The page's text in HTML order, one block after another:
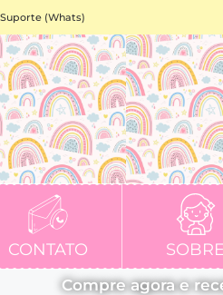
Suporte (Whats)
CONTATO SOBRE
Compre agora e